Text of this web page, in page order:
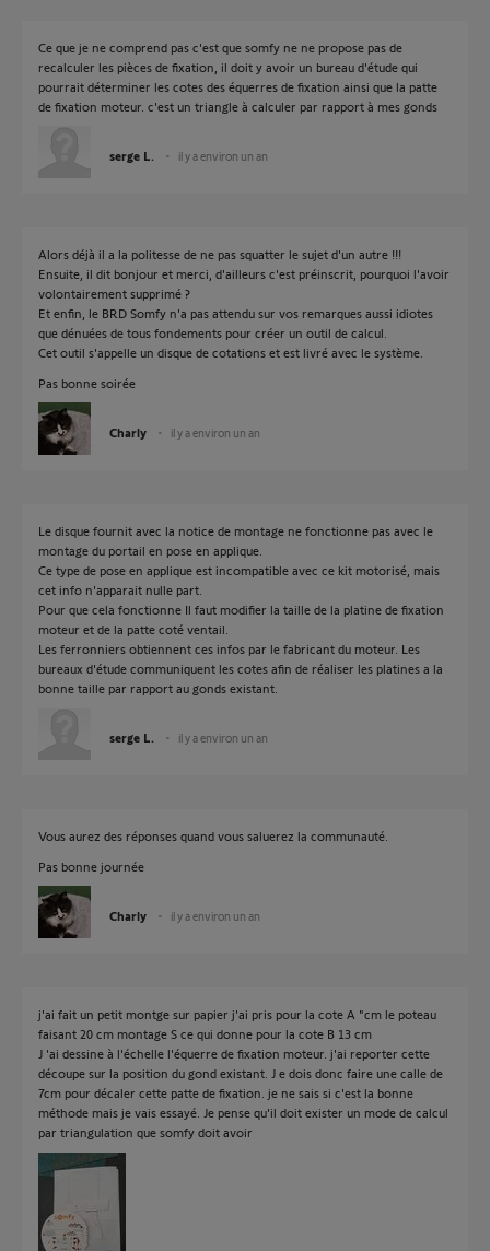
Ce que je ne comprend pas c'est que somfy ne ne propose pas de
recalculer les pièces de fixation, il doit y avoir un bureau d'étude qui
pourrait déterminer les cotes des équerres de fixation ainsi que la patte
de fixation moteur. c'est un triangle à calculer par rapport à mes gonds
serge L. il y a environ un an
Alors déjà il a la politesse de ne pas squatter le sujet d'un autre !!!
Ensuite, il dit bonjour et merci, d'ailleurs c'est préinscrit, pourquoi l'avoir
volontairement supprimé ?
Et enfin, le BRD Somfy n'a pas attendu sur vos remarques aussi idiotes
que dénuées de tous fondements pour créer un outil de calcul.
Cet outil s'appelle un disque de cotations et est livré avec le système.
Pas bonne soirée
Charly il y a environ un an
Le disque fournit avec la notice de montage ne fonctionne pas avec le
montage du portail en pose en applique.
Ce type de pose en applique est incompatible avec ce kit motorisé, mais
cet info n'apparait nulle part.
Pour que cela fonctionne Il faut modifier la taille de la platine de fixation
moteur et de la patte coté ventail.
Les ferronniers obtiennent ces infos par le fabricant du moteur. Les
bureaux d'étude communiquent les cotes afin de réaliser les platines a la
bonne taille par rapport au gonds existant.
serge L. il y a environ un an
Vous aurez des réponses quand vous saluerez la communauté.
Pas bonne journée
Charly il y a environ un an
j'ai fait un petit montge sur papier j'ai pris pour la cote A "cm le poteau
faisant 20 cm montage S ce qui donne pour la cote B 13 cm
J 'ai dessine à l'échelle l'équerre de fixation moteur. j'ai reporter cette
découpe sur la position du gond existant. J e dois donc faire une calle de
7cm pour décaler cette patte de fixation. je ne sais si c'est la bonne
méthode mais je vais essayé. Je pense qu'il doit exister un mode de calcul
par triangulation que somfy doit avoir